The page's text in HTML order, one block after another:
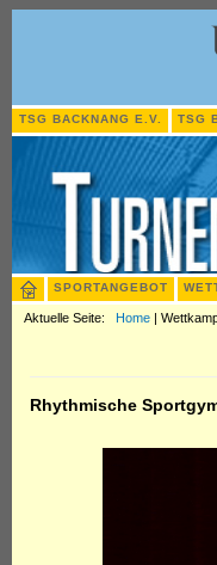
TSG BACKNANG E.V. TSG
SPORTANGEBOT
Aktuelle Seite: Home |
Rhythmische